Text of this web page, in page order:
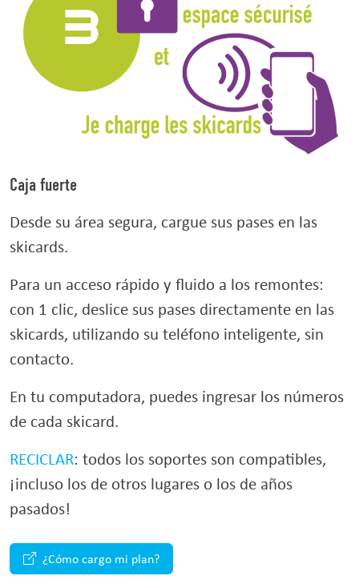
Caja fuerte
Desde su área segura, cargue sus pases en las
skicards.
Para un acceso rápido y fluido a los remontes:
con 1 clic, deslice sus pases directamente en las
skicards, utilizando su teléfono inteligente, sin
contacto.
En tu computadora, puedes ingresar los números
de cada skicard.
RECICLAR: todos los soportes son compatibles,
¡incluso los de otros lugares o los de años
pasados!
¿Cómo cargo mi plan?